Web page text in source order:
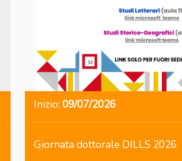
Inizio: 09/07/2026
Giornata dottorale DILLS 2026